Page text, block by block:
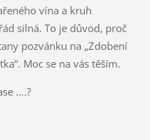
vína a kruh
silná. To je důvod, proč
pozvánku na „Zdobení
Moc se na vás těším.
….?